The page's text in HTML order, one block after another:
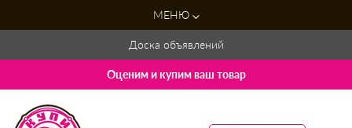
МЕНЮ
Доска объявлений
Оценим и купим ваш товар